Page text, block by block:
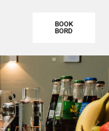
BOOK
BORD